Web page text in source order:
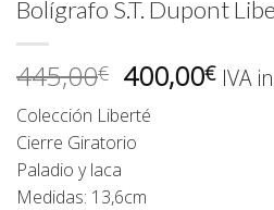
Bolígrafo S.T. Dupont
445,00€ El
precio
original
era:
400,00€ElIVA
Colección Liberté
Cierre Giratorio
Paladio y laca
Medidas: 13,6cm